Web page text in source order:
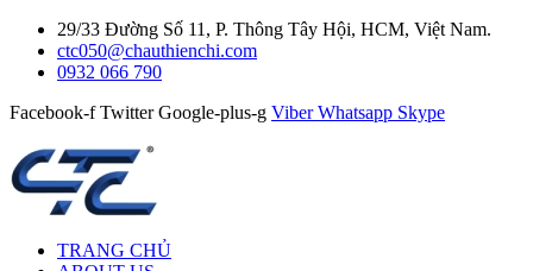
29/33 Đường Số 11, P. Thông Tây Hội, HCM, Việt Nam.
ctc050@chauthienchi.com
0932 066 790
Facebook-f Twitter Google-plus-g Viber Whatsapp Skype
TRANG CHỦ